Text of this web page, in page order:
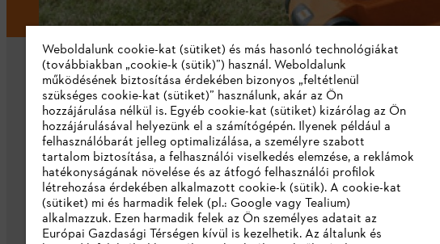
Vállalat
Rólunk
Katalógus letöltése
Weboldalunk cookie-kat (sütiket) és más hasonló technológiákat
(továbbiakban „cookie-k (sütik)”) használ. Weboldalunk
működésének biztosítása érdekében bizonyos „feltétlenül
szükséges cookie-kat (sütiket)” használunk, akár az Ön
hozzájárulása nélkül is. Egyéb cookie-kat (sütiket) kizárólag az Ön
hozzájárulásával helyezünk el a számítógépén. Ilyenek például a
felhasználóbarát jelleg optimalizálása, a személyre szabott
tartalom biztosítása, a felhasználói viselkedés elemzése, a reklámok
hatékonyságának növelése és az átfogó felhasználói profilok
létrehozása érdekében alkalmazott cookie-k (sütik). A cookie-kat
(sütiket) mi és harmadik felek (pl.: Google vagy Tealium)
alkalmazzuk. Ezen harmadik felek az Ön személyes adatait az
Európai Gazdasági Térségen kívül is kezelhetik. Az általunk és